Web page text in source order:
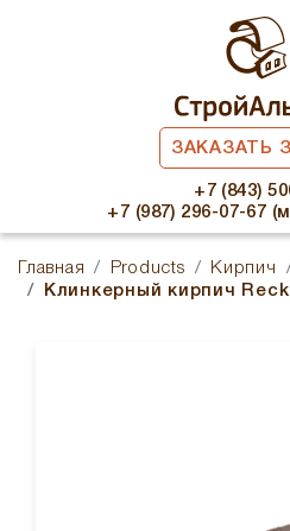
ЗАКАЗАТЬ
+7 (843)
+7 (987) 296-07-67
Главная Products Кирпич
Клинкерный кирпич